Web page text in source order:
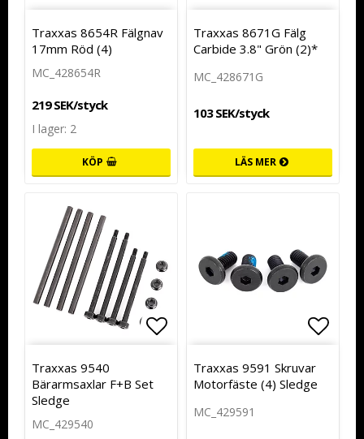
Lägg till i favoritlistan
Traxxas 8654R Fälgnav
17mm Röd (4)
MC_428654R
219 SEK/styck
I lager: 2
KÖP
Traxxas 8671G Fälg
Carbide 3.8" Grön (2)*
MC_428671G
103 SEK/styck
LÄS MER
Lägg till i favoritlistan
Traxxas 9540
Bärarmsaxlar F+B Set
Sledge
MC_429540
Traxxas 9591 Skruvar
Motorfäste (4) Sledge
MC_429591